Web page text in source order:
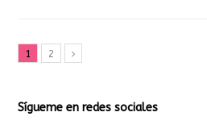
1 2
Sígueme en redes sociales